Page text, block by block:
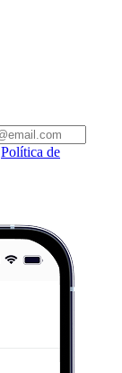
Política de